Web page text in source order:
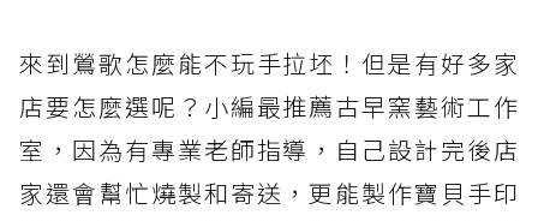
來到鶯歌怎麼能不玩手拉坯！但是有好多家
店要怎麼選呢？小編最推薦古早窯藝術工作
室，因為有專業老師指導，自己設計完後店
家還會幫忙燒製和寄送，更能製作寶貝手印